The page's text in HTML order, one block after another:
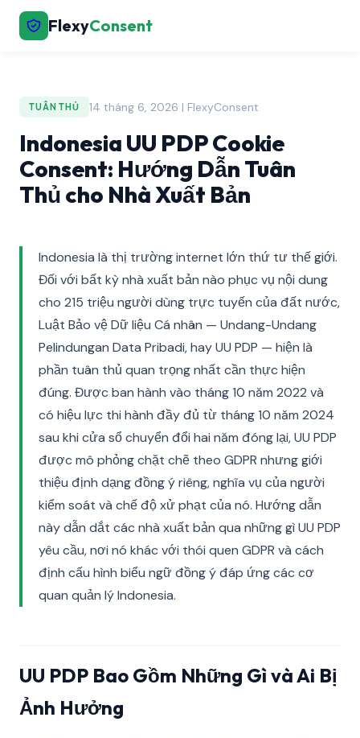
FlexyConsent
TUÂN THỦ 14 tháng 6, 2026 | FlexyConsent
Indonesia UU PDP Cookie
Consent: Hướng Dẫn Tuân
Thủ cho Nhà Xuất Bản
Indonesia là thị trường internet lớn thứ tư thế giới.
Đối với bất kỳ nhà xuất bản nào phục vụ nội dung
cho 215 triệu người dùng trực tuyến của đất nước,
Luật Bảo vệ Dữ liệu Cá nhân — Undang-Undang
Pelindungan Data Pribadi, hay UU PDP — hiện là
phần tuân thủ quan trọng nhất cần thực hiện
đúng. Được ban hành vào tháng 10 năm 2022 và
có hiệu lực thi hành đầy đủ từ tháng 10 năm 2024
sau khi cửa sổ chuyển đổi hai năm đóng lại, UU PDP
được mô phỏng chặt chẽ theo GDPR nhưng giới
thiệu định dạng đồng ý riêng, nghĩa vụ của người
kiểm soát và chế độ xử phạt của nó. Hướng dẫn
này dẫn dắt các nhà xuất bản qua những gì UU PDP
yêu cầu, nơi nó khác với thói quen GDPR và cách
định cấu hình biểu ngữ đồng ý đáp ứng các cơ
quan quản lý Indonesia.
UU PDP Bao Gồm Những Gì và Ai Bị
Ảnh Hưởng